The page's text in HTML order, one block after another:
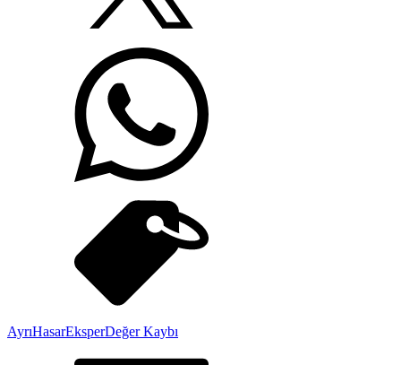
AyrıHasarEksperDeğer Kaybı